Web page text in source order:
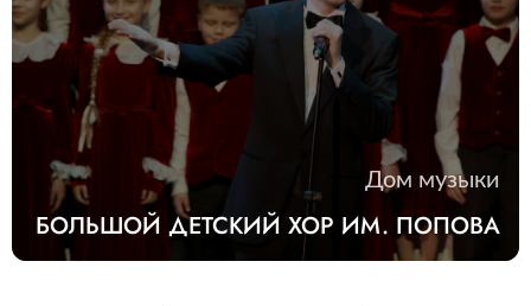
Дом музыки
БОЛЬШОЙ ДЕТСКИЙ ХОР ИМ. ПОПОВА